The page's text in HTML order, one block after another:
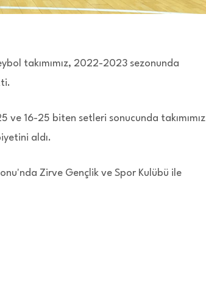
takımımız, 2022-2023 sezonunda
ve 16-25 biten setleri sonucunda takımımız
aldı.
Zirve Gençlik ve Spor Kulübü ile